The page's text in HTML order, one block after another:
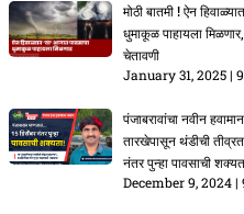
मोठी बातमी ! ऐन
धुमाकूळ पाहायला
चेतावणी
January 31, 2025
पंजाबरावांचा नवीन
तारखेपासून थंडीची
नंतर पुन्हा पावसाची
December 9, 2024